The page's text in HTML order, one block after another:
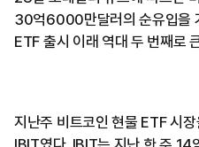
30억6000만달러의 순유입을
ETF 출시 이래 역대 두 번째로
지난주 비트코인 현물 ETF 시